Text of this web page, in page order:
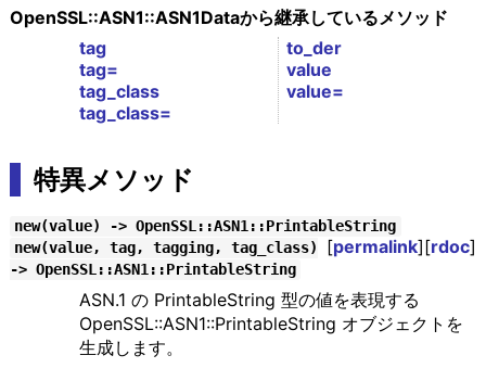
OpenSSL::ASN1::ASN1Dataから継承しているメソッド
tag
tag=
tag_class
tag_class=
to_der
value
value=
特異メソッド
new(value) -> OpenSSL::ASN1::PrintableString
[permalink][rdoc]
new(value, tag, tagging, tag_class)
-> OpenSSL::ASN1::PrintableString
ASN.1 の PrintableString 型の値を表現する
OpenSSL::ASN1::PrintableString オブジェクトを
生成します。